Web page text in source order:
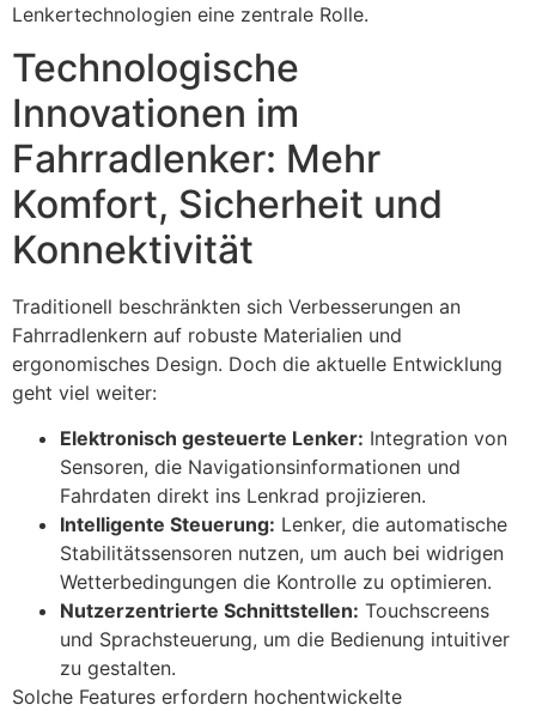
Lenkertechnologien eine zentrale Rolle.
Technologische
Innovationen im
Fahrradlenker: Mehr
Komfort, Sicherheit und
Konnektivität
Traditionell beschränkten sich Verbesserungen an
Fahrradlenkern auf robuste Materialien und
ergonomisches Design. Doch die aktuelle Entwicklung
geht viel weiter:
Elektronisch gesteuerte Lenker: Integration von
Sensoren, die Navigationsinformationen und
Fahrdaten direkt ins Lenkrad projizieren.
Intelligente Steuerung: Lenker, die automatische
Stabilitätssensoren nutzen, um auch bei widrigen
Wetterbedingungen die Kontrolle zu optimieren.
Nutzerzentrierte Schnittstellen: Touchscreens
und Sprachsteuerung, um die Bedienung intuitiver
zu gestalten.
Solche Features erfordern hochentwickelte